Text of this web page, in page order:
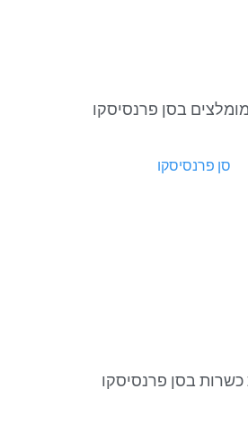
בסן פרנסיסקו
בסן פרנסיסקו